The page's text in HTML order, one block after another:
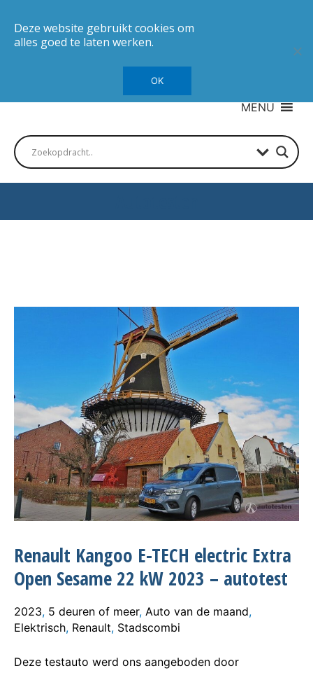
MENU
Renault Kangoo E-TECH electric Extra
Open Sesame 22 kW 2023 – autotest
2023, 5 deuren of meer, Auto van de maand,
Elektrisch, Renault, Stadscombi
Deze testauto werd ons aangeboden door
Deze website gebruikt cookies om
alles goed te laten werken.
OK